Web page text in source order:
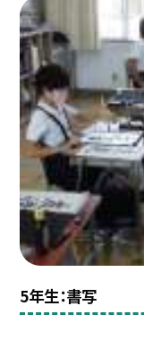
5年生：書写